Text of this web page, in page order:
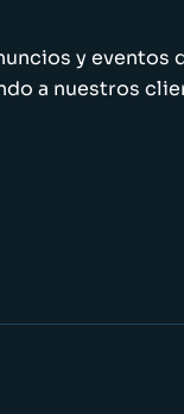
y eventos
a nuestros